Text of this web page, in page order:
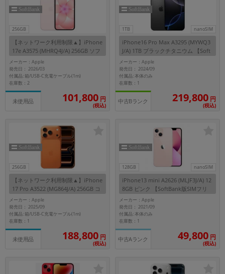
256GB
【ネットワーク利用制限▲】iPhone
17e A3575 (MHRQ4J/A) 256GB ソフ
トピンク 【SoftBank版SIMフリー】
メーカー：Apple
発売日： 2026/03
付属品: 箱/USB-C充電ケーブル(1m)
在庫数：2
未使用品 101,800 円
(税込)
1TB nanoSIM
iPhone16 Pro Max A3295 (MYWQ3
J/A) 1TB ブラックチタニウム 【Soft
Bank版SIMフリー】
メーカー：Apple
発売日： 2024/09
付属品: 本体のみ
在庫数：1
中古Bランク 219,800 円
(税込)
256GB
【ネットワーク利用制限▲】iPhone
17 Pro A3522 (MG864J/A) 256GB コ
ズミックオレンジ 【SoftBank版SIM
フリー】
メーカー：Apple
発売日： 2025/09
付属品: 箱/USB-C充電ケーブル(1m)
在庫数：1
未使用品 188,800 円
(税込)
128GB nanoSIM
iPhone13 mini A2626 (MLJF3J/A) 12
8GB ピンク 【SoftBank版SIMフリ
ー】
メーカー：Apple
発売日： 2021/09
付属品: 本体のみ
在庫数：1
中古Aランク 49,800 円
(税込)